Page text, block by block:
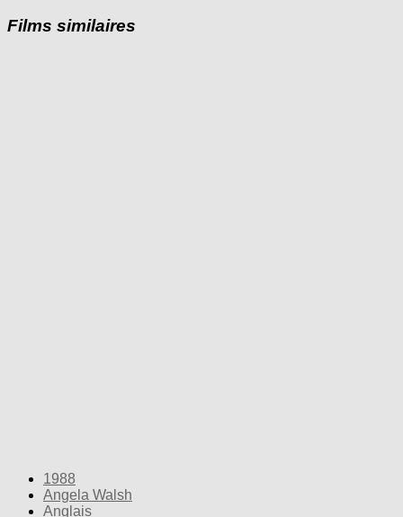
Films similaires
1988
Angela Walsh
Anglais